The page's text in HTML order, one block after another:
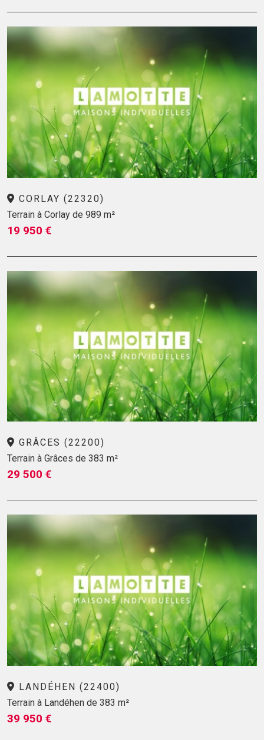
CORLAY (22320)
Terrain à Corlay de 989 m²
19 950 €
GRÂCES (22200)
Terrain à Grâces de 383 m²
29 500 €
LANDÉHEN (22400)
Terrain à Landéhen de 383 m²
39 950 €